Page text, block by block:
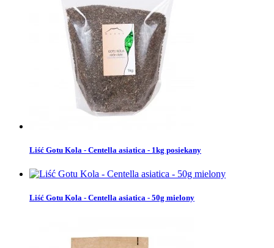
Liść Gotu Kola - Centella asiatica - 1kg posiekany
Liść Gotu Kola - Centella asiatica - 50g mielony